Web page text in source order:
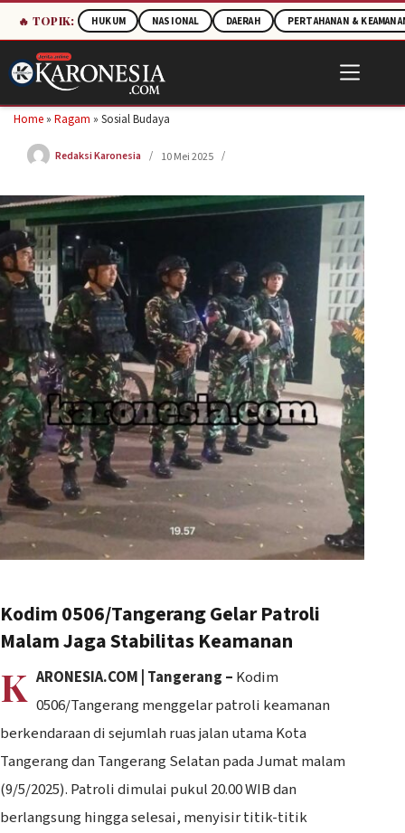
🔥 TOPIK: HUKUM NASIONAL DAERAH PERTAHANAN &
to
content
Home » Ragam » Sosial Budaya
Redaksi Karonesia 10 Mei 2025
Kodim 0506/Tangerang Gelar Patroli
Malam Jaga Stabilitas Keamanan
K ARONESIA.COM | Tangerang – Kodim
0506/Tangerang menggelar patroli keamanan
berkendaraan di sejumlah ruas jalan utama Kota
Tangerang dan Tangerang Selatan pada Jumat malam
(9/5/2025). Patroli dimulai pukul 20.00 WIB dan
berlangsung hingga selesai, menyisir titik-titik